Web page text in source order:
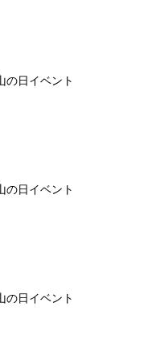
の日イベント
の日イベント
の日イベント